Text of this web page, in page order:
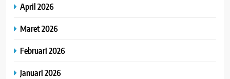
April 2026
Maret 2026
Februari 2026
Januari 2026